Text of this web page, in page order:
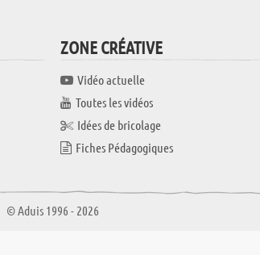
ZONE CRÉATIVE
Vidéo actuelle
Toutes les vidéos
Idées de bricolage
Fiches Pédagogiques
© Aduis 1996 - 2026